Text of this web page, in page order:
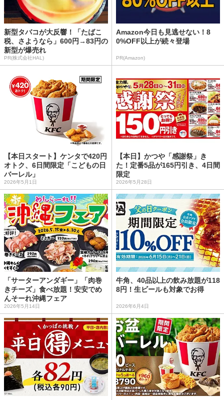
新型タバコが大反響！「たばこ
税、さようなら」600円→83円の
新型が爆売れ
PR(株式会社HAL)
Amazon今日も見逃せない！8
0%OFF以上が続々登場
PR(Amazon)
【本日スタート】ケンタで420円
オトク、6日間限定「こどもの日
バーレル」
2026年5月1日
【本日】かつや「感謝祭」き
た！定番5品が165円引き、4日間
限定
2026年5月28日
「サーターアンダギー」「肉巻
きチーズ」食べ放題！安安でめ
んそーれ沖縄フェア
2026年5月14日
牛角、40品以上の飲み放題が118
8円！生ビールも対象でお得
2026年6月4日